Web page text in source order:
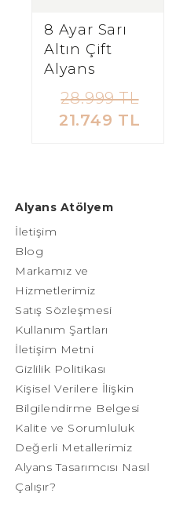
8 Ayar Sarı
Altın Çift
Alyans
28.999 TL
21.749 TL
Alyans Atölyem
İletişim
Blog
Markamız ve
Hizmetlerimiz
Satış Sözleşmesi
Kullanım Şartları
İletişim Metni
Gizlilik Politikası
Kişisel Verilere İlişkin
Bilgilendirme Belgesi
Kalite ve Sorumluluk
Değerli Metallerimiz
Alyans Tasarımcısı Nasıl
Çalışır?